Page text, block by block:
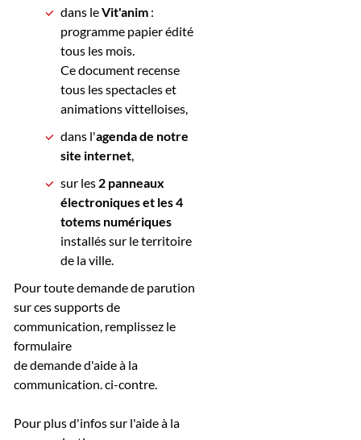
dans leVit'anim :
programme papier édité
tous les mois.
Ce document recense
tous les spectacles et
animations vittelloises,
dans l'agenda de notre
site internet,
sur les 2 panneaux
électroniques et les 4
totems numériques
installés sur le territoire
de la ville.
Pour toute demande de parution
sur ces supports de
communication, remplissez le
formulaire
de demande d'aide à la
communication. ci-contre.
Pour plus d'infos sur l'aide à la